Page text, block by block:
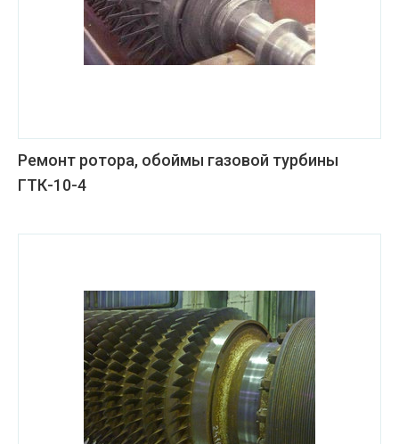
Ремонт ротора, обоймы газовой турбины
ГТК-10-4